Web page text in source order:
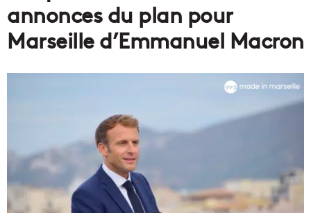
annonces du plan pour
Marseille d’Emmanuel Macron